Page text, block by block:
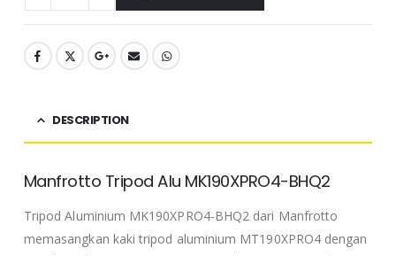
DESCRIPTION
Manfrotto Tripod Alu MK190XPRO4-BHQ2
Tripod Aluminium MK190XPRO4-BHQ2 dari Manfrotto
memasangkan kaki tripod aluminium MT190XPRO4 dengan